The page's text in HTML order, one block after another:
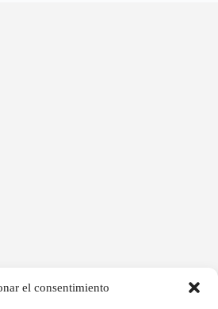
el consentimiento